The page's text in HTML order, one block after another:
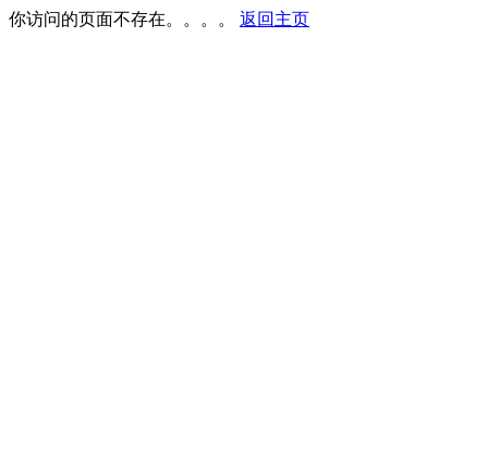
你访问的页面不存在。。。。 返回主页